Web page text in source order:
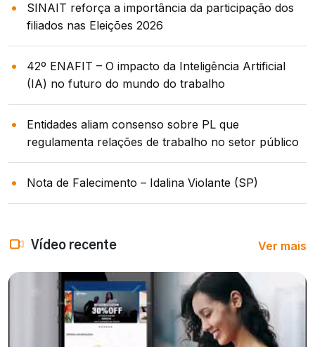
SINAIT reforça a importância da participação dos
filiados nas Eleições 2026
42º ENAFIT – O impacto da Inteligência Artificial
(IA) no futuro do mundo do trabalho
Entidades aliam consenso sobre PL que
regulamenta relações de trabalho no setor público
Nota de Falecimento – Idalina Violante (SP)
Vídeo recente Ver mais